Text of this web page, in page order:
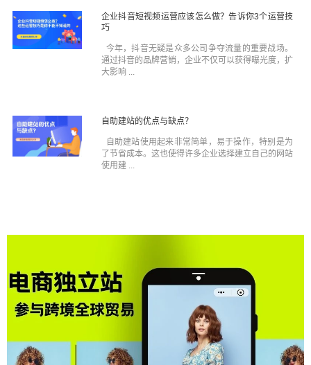
企业抖音短视频运营应该怎么做？告诉你3个运营技
巧
今年，抖音无疑是众多公司争夺流量的重要战场。
通过抖音的品牌营销，企业不仅可以获得曝光度，扩
大影响 ...
自助建站的优点与缺点？
自助建站使用起来非常简单，易于操作，特别是为
了节省成本。这也使得许多企业选择建立自己的网站
使用建 ...